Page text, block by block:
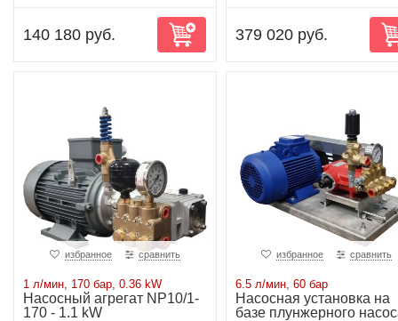
140 180 руб. 379 020 руб.
избранное сравнить
1 л/мин, 170 бар, 0.36 kW
Насосный агрегат NP10/1-
170 - 1.1 kW
избранное сравнить
6.5 л/мин, 60 бар
Насосная установка на
базе плунжерного